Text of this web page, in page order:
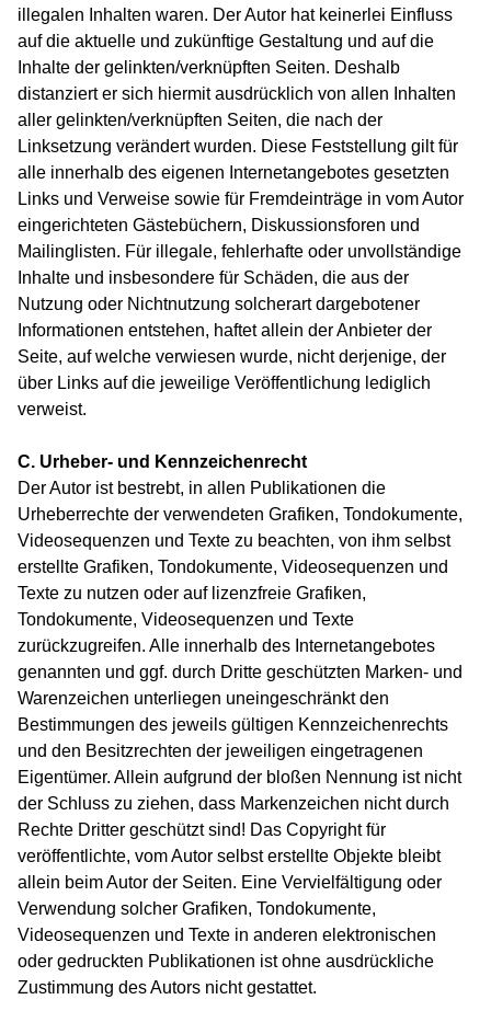
illegalen Inhalten waren. Der Autor hat keinerlei Einfluss
auf die aktuelle und zukünftige Gestaltung und auf die
Inhalte der gelinkten/verknüpften Seiten. Deshalb
distanziert er sich hiermit ausdrücklich von allen Inhalten
aller gelinkten/verknüpften Seiten, die nach der
Linksetzung verändert wurden. Diese Feststellung gilt für
alle innerhalb des eigenen Internetangebotes gesetzten
Links und Verweise sowie für Fremdeinträge in vom Autor
eingerichteten Gästebüchern, Diskussionsforen und
Mailinglisten. Für illegale, fehlerhafte oder unvollständige
Inhalte und insbesondere für Schäden, die aus der
Nutzung oder Nichtnutzung solcherart dargebotener
Informationen entstehen, haftet allein der Anbieter der
Seite, auf welche verwiesen wurde, nicht derjenige, der
über Links auf die jeweilige Veröffentlichung lediglich
verweist.
C. Urheber- und Kennzeichenrecht
Der Autor ist bestrebt, in allen Publikationen die
Urheberrechte der verwendeten Grafiken, Tondokumente,
Videosequenzen und Texte zu beachten, von ihm selbst
erstellte Grafiken, Tondokumente, Videosequenzen und
Texte zu nutzen oder auf lizenzfreie Grafiken,
Tondokumente, Videosequenzen und Texte
zurückzugreifen. Alle innerhalb des Internetangebotes
genannten und ggf. durch Dritte geschützten Marken- und
Warenzeichen unterliegen uneingeschränkt den
Bestimmungen des jeweils gültigen Kennzeichenrechts
und den Besitzrechten der jeweiligen eingetragenen
Eigentümer. Allein aufgrund der bloßen Nennung ist nicht
der Schluss zu ziehen, dass Markenzeichen nicht durch
Rechte Dritter geschützt sind! Das Copyright für
veröffentlichte, vom Autor selbst erstellte Objekte bleibt
allein beim Autor der Seiten. Eine Vervielfältigung oder
Verwendung solcher Grafiken, Tondokumente,
Videosequenzen und Texte in anderen elektronischen
oder gedruckten Publikationen ist ohne ausdrückliche
Zustimmung des Autors nicht gestattet.